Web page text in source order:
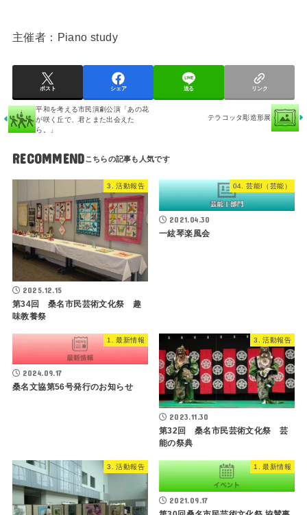
主催者：Piano study
ポスト シェア 送る リンク
平和を考える市民演劇公演「あの花
が咲く丘で、君とまた出会えた
ら。」
テラコッタ彫造形展
RECOMMEND
3. 活動報告
2025.12.15
第34回 桑名市民芸術文化祭 趣
味教養祭
04. 芸能I（芸能）
2021.04.30
一絃琴楽風会
1. 最新情報
2024.09.17
桑名文協第56号発行のお知らせ
3. 活動報告
2023.11.30
第32回 桑名市民芸術文化祭 芸
能の祭典
3. 活動報告 1. 最新情報
2021.09.17